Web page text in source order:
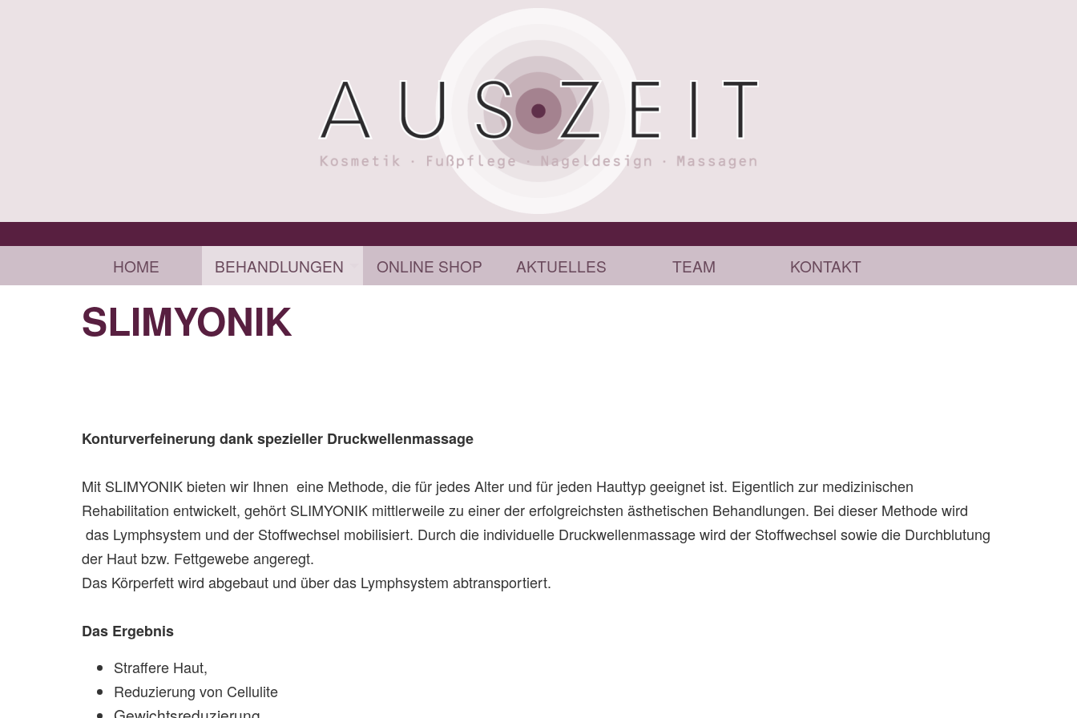
HOME BEHANDLUNGEN ONLINE SHOP AKTUELLES TEAM KONTAKT
SLIMYONIK
Konturverfeinerung dank spezieller Druckwellenmassage
Mit SLIMYONIK bieten wir Ihnen eine Methode, die für jedes Alter und für jeden Hauttyp geeignet ist. Eigentlich zur medizinischen
Rehabilitation entwickelt, gehört SLIMYONIK mittlerweile zu einer der erfolgreichsten ästhetischen Behandlungen. Bei dieser Methode wird
das Lymphsystem und der Stoffwechsel mobilisiert. Durch die individuelle Druckwellenmassage wird der Stoffwechsel sowie die Durchblutung
der Haut bzw. Fettgewebe angeregt.
Das Körperfett wird abgebaut und über das Lymphsystem abtransportiert.
Das Ergebnis
Straffere Haut,
Reduzierung von Cellulite